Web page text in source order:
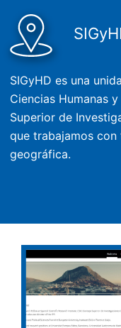
SIGyHD es una
Ciencias Humanas
Superior de
que trabajamos
geográfica.